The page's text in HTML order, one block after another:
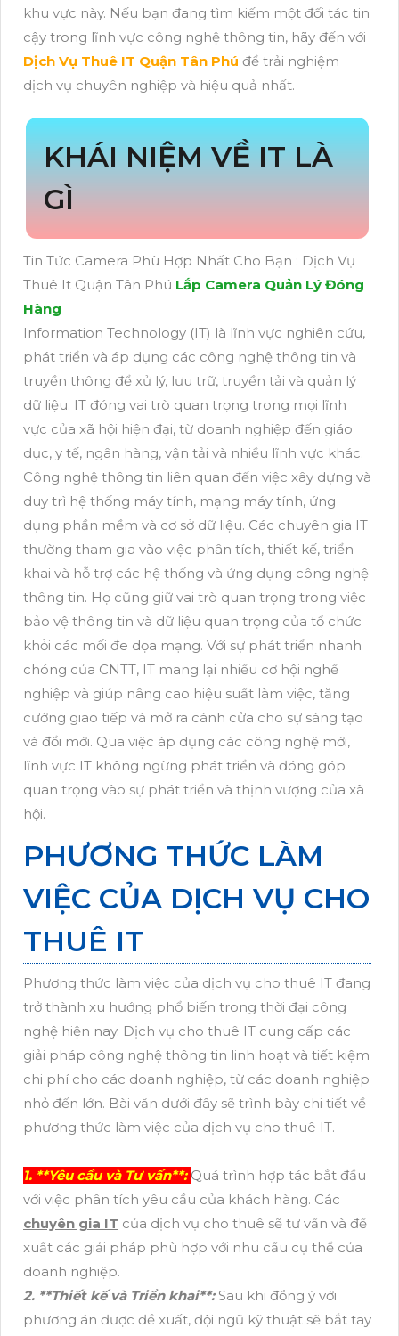
khu vực này. Nếu bạn đang tìm kiếm một đối tác tin
cậy trong lĩnh vực công nghệ thông tin, hãy đến với
Dịch Vụ Thuê IT Quận Tân Phú để trải nghiệm
dịch vụ chuyên nghiệp và hiệu quả nhất.
KHÁI NIỆM VỀ IT LÀ
GÌ
Tin Tức Camera Phù Hợp Nhất Cho Bạn : Dịch Vụ
Thuê It Quận Tân Phú Lắp Camera Quản Lý Đóng
Hàng
Information Technology (IT) là lĩnh vực nghiên cứu,
phát triển và áp dụng các công nghệ thông tin và
truyền thông để xử lý, lưu trữ, truyền tải và quản lý
dữ liệu. IT đóng vai trò quan trọng trong mọi lĩnh
vực của xã hội hiện đại, từ doanh nghiệp đến giáo
dục, y tế, ngân hàng, vận tải và nhiều lĩnh vực khác.
Công nghệ thông tin liên quan đến việc xây dựng và
duy trì hệ thống máy tính, mạng máy tính, ứng
dụng phần mềm và cơ sở dữ liệu. Các chuyên gia IT
thường tham gia vào việc phân tích, thiết kế, triển
khai và hỗ trợ các hệ thống và ứng dụng công nghệ
thông tin. Họ cũng giữ vai trò quan trọng trong việc
bảo vệ thông tin và dữ liệu quan trọng của tổ chức
khỏi các mối đe dọa mạng. Với sự phát triển nhanh
chóng của CNTT, IT mang lại nhiều cơ hội nghề
nghiệp và giúp nâng cao hiệu suất làm việc, tăng
cường giao tiếp và mở ra cánh cửa cho sự sáng tạo
và đổi mới. Qua việc áp dụng các công nghệ mới,
lĩnh vực IT không ngừng phát triển và đóng góp
quan trọng vào sự phát triển và thịnh vượng của xã
hội.
PHƯƠNG THỨC LÀM
VIỆC CỦA DỊCH VỤ CHO
THUÊ IT
Phương thức làm việc của dịch vụ cho thuê IT đang
trở thành xu hướng phổ biến trong thời đại công
nghệ hiện nay. Dịch vụ cho thuê IT cung cấp các
giải pháp công nghệ thông tin linh hoạt và tiết kiệm
chi phí cho các doanh nghiệp, từ các doanh nghiệp
nhỏ đến lớn. Bài văn dưới đây sẽ trình bày chi tiết về
phương thức làm việc của dịch vụ cho thuê IT.
1. **Yêu cầu và Tư vấn**: Quá trình hợp tác bắt đầu
với việc phân tích yêu cầu của khách hàng. Các
chuyên gia IT của dịch vụ cho thuê sẽ tư vấn và đề
xuất các giải pháp phù hợp với nhu cầu cụ thể của
doanh nghiệp.
2. **Thiết kế và Triển khai**: Sau khi đồng ý với
phương án được đề xuất, đội ngũ kỹ thuật sẽ bắt tay